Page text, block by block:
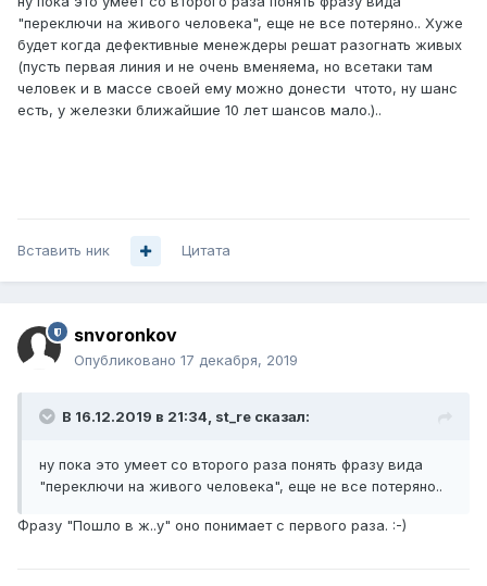
"переключи на живого человека", еще не все потеряно.. Хуже
будет когда дефективные менеждеры решат разогнать живых
(пусть первая линия и не очень вменяема, но всетаки там
человек и в массе своей ему можно донести чтото, ну шанс
есть, у железки ближайшие 10 лет шансов мало.)..
Вставить ник Цитата
snvoronkov
Опубликовано 17 декабря, 2019
В 16.12.2019 в 21:34, st_re сказал:
ну пока это умеет со второго раза понять фразу вида
"переключи на живого человека", еще не все потеряно..
Фразу "Пошло в ж..у" оно понимает с первого раза. :-)